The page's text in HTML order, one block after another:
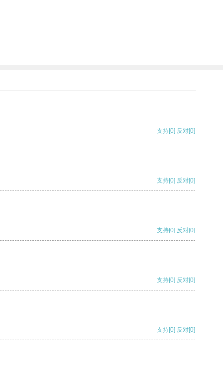
支持[0] 反对[0]
支持[0] 反对[0]
支持[0] 反对[0]
支持[0] 反对[0]
支持[0] 反对[0]